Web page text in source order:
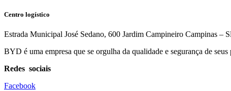
Centro logístico
Estrada Municipal José Sedano, 600 Jardim Campineiro Campinas –
BYD é uma empresa que se orgulha da qualidade e segurança de
Redes sociais
Facebook